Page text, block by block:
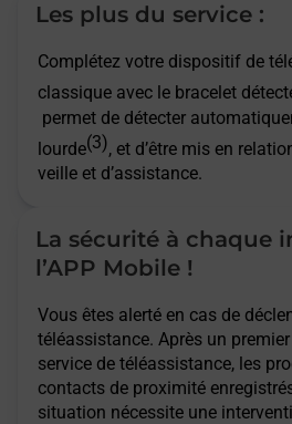
Les plus du service :
Complétez votre dispositif de
classique avec le bracelet
permet de détecter
lourde(3), et d’être mis en
veille et d’assistance.
La sécurité à chaque
l’APP Mobile !
Vous êtes alerté en cas de
téléassistance. Après un
service de téléassistance, les
contacts de proximité
situation nécessite une